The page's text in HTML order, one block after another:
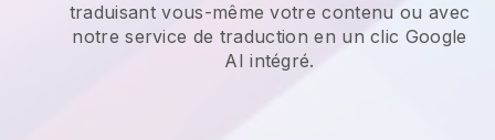
traduisant vous-même votre contenu ou avec
notre service de traduction en un clic Google
AI intégré.